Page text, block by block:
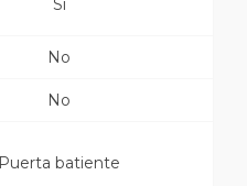
Sí
No
No
Puerta batiente